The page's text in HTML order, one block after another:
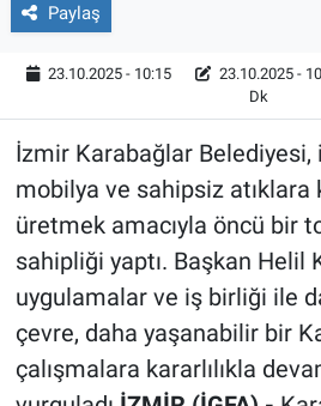
Paylaş
23.10.2025 - 10:15 23.10.2025 -
Dk
İzmir Karabağlar Belediyesi,
mobilya ve sahipsiz atıklara
üretmek amacıyla öncü bir
sahipliği yaptı. Başkan Helil
uygulamalar ve iş birliği ile
çevre, daha yaşanabilir bir
çalışmalara kararlılıkla